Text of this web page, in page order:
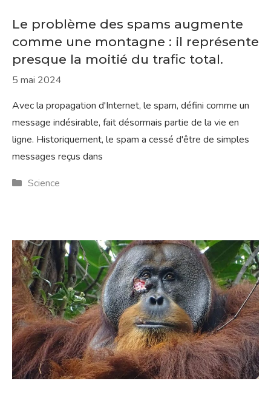
Le problème des spams augmente
comme une montagne : il représente
presque la moitié du trafic total.
5 mai 2024
Avec la propagation d'Internet, le spam, défini comme un
message indésirable, fait désormais partie de la vie en
ligne. Historiquement, le spam a cessé d'être de simples
messages reçus dans
Catégories
Science